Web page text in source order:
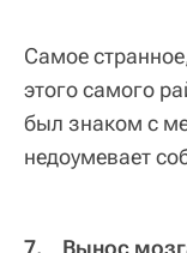
Самое
этого самого
был знаком с
недоумевает